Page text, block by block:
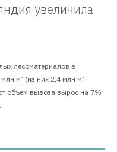
увеличила
лесоматериалов в
м³ (из них 2,4 млн м³
объем вывоза вырос на 7%